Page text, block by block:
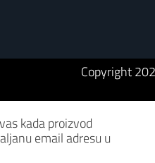
Copyright
kada proizvod
email adresu u